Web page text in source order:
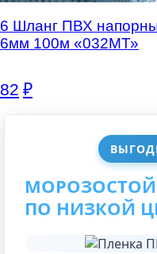
ПО НИЗКОЙ
6 Шланг ПВХ
6мм 100м «032МТ»
82 ₽